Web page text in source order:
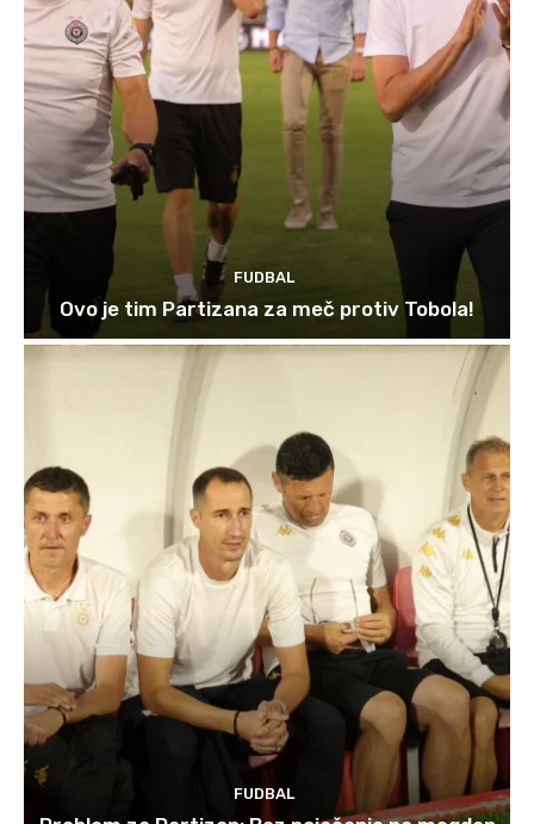
FUDBAL
Ovo je tim Partizana za meč protiv Tobola!
FUDBAL